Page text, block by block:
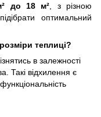
до 18 м² , з різною
оптимальний
теплиці?
в залежності
Такі відхилення є